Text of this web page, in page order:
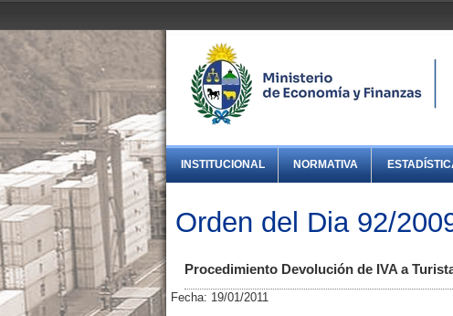
INSTITUCIONAL NORMATIVA
Orden del Dia 92/
Procedimiento Devolución de IVA a
Fecha: 19/01/2011